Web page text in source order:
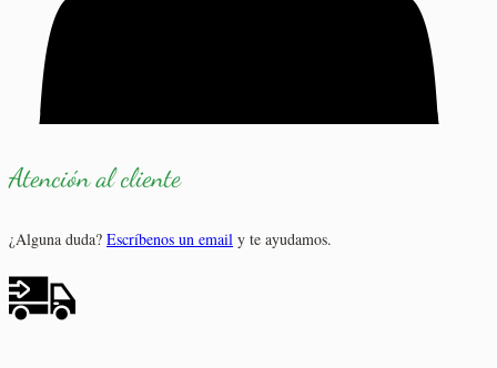
Atención al cliente
¿Alguna duda? Escríbenos un email y te ayudamos.